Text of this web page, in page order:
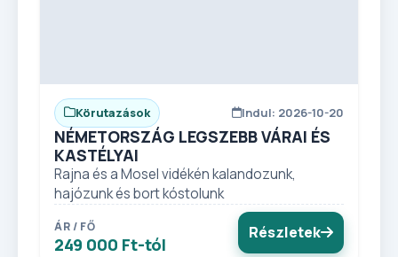
Körutazások Indul: 2026-10-20
NÉMETORSZÁG LEGSZEBB VÁRAI ÉS
KASTÉLYAI
Rajna és a Mosel vidékén kalandozunk,
hajózunk és bort kóstolunk
ÁR / FŐ
249 000 Ft-tól
Részletek